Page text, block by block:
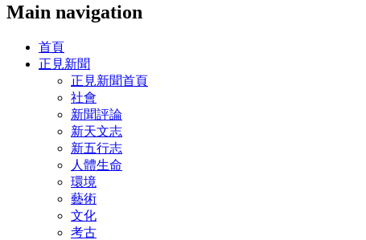
Main navigation
首頁
正見新聞
正見新聞首頁
社會
新聞評論
新天文志
新五行志
人體生命
環境
藝術
文化
考古